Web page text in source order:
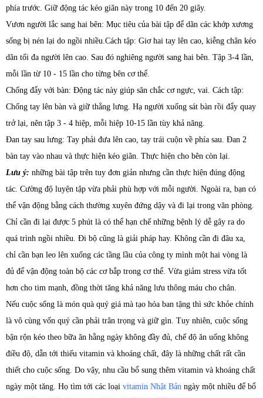
phía trước. Giữ động tác kéo giãn này trong 10 đến 20 giây.
Vươn người lắc sang hai bên: Mục tiêu của bài tập để dãn các khớp xương
sống bị nén lại do ngồi nhiều.Cách tập: Giơ hai tay lên cao, kiễng chân kéo
dãn tối đa người lên cao. Sau đó nghiêng người sang hai bên. Tập 3-4 lần,
mỗi lần từ 10 - 15 lần cho từng bên cơ thể.
Chống đẩy với bàn: Động tác này giúp săn chắc cơ ngực, vai. Cách tập:
Chống tay lên bàn và giữ thẳng lưng. Hạ người xuống sát bàn rồi đẩy quay
trở lại, nên tập 3 - 4 hiệp, mỗi hiệp 10-15 lần tùy khả năng.
Đan tay sau lưng: Tay phải đưa lên cao, tay trái cuộn về phía sau. Đan 2
bàn tay vào nhau và thực hiện kéo giãn. Thực hiện cho bên còn lại.
Lưu ý: những bài tập trên tuy đơn giản nhưng cần thực hiện đúng động
tác. Cường độ luyện tập vừa phải phù hợp với mỗi người. Ngoài ra, bạn có
thể vận động bằng cách thường xuyên đứng dậy và đi lại trong văn phòng.
Chỉ cần đi lại được 5 phút là có thể hạn chế những bệnh lý dễ gây ra do
quá trình ngồi nhiều. Đi bộ cũng là giải pháp hay. Không cần đi đâu xa,
chỉ cần bạn leo lên xuống các tầng lầu của công ty mình một hai vòng là
đủ để vận động toàn bộ các cơ bắp trong cơ thể. Vừa giảm stress vừa tốt
hơn cho tim mạnh, đồng thời tăng khả năng lưu thông máu cho chân.
Nếu cuộc sống là món quà quý giá mà tạo hóa ban tặng thì sức khỏe chính
là vô cùng vốn quý cần phải trân trọng và giữ gìn. Tuy nhiên, cuộc sống
bận rộn kéo theo bữa ăn hằng ngày không đầy đủ, chế độ ăn uống không
điều độ, dẫn tới thiếu vitamin và khoáng chất, đây là những chất rất cần
thiết cho cuộc sống. Do vậy, nhu cầu bổ sung thêm vitamin và khoáng chất
ngày một tăng. Họ tìm tới các loại vitamin Nhật Bản ngày một nhiều để bổ